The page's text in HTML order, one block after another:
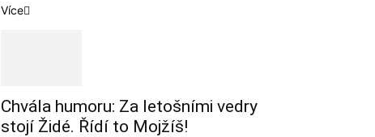
Více
Chvála humoru: Za letošními vedry
stojí Židé. Řídí to Mojžíš!